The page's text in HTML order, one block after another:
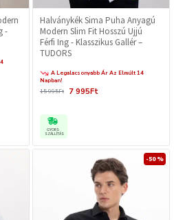
-
Halványkék Sima Puha Anyagú
Modern Slim Fit Hosszú Ujjú
Férfi Ing - Klasszikus Gallér –
TUDORS
A Legalacsonyabb Ár Az Elmúlt 14
Napban!
7 995Ft
15 995Ft
GYORS
SZÁLLÍTÁS
-50 %